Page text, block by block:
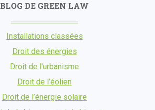
BLOG DE GREEN LAW
Installations classées
Droit des énergies
Droit de l'urbanisme
Droit de l’éolien
Droit de l’énergie solaire